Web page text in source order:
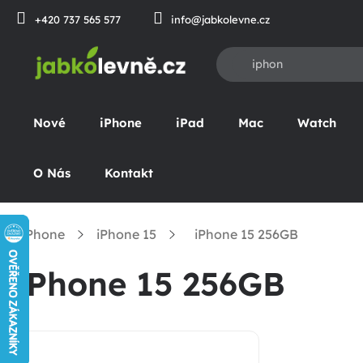
Přejít
+420 737 565 577 info@jabkolevne.cz
Nové iPhone iPad Mac Watch
O Nás Kontakt
iPhone iPhone 15 iPhone 15 256GB
iPhone 15 256GB
P